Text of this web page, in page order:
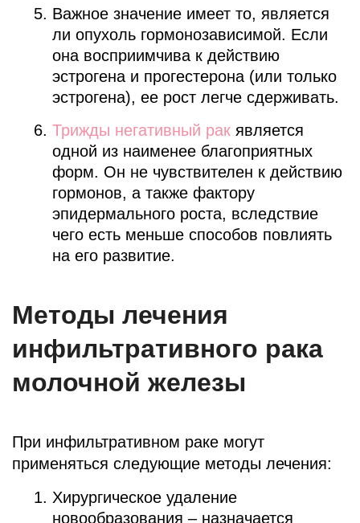
Важное значение имеет то, является
ли опухоль гормонозависимой. Если
она восприимчива к действию
эстрогена и прогестерона (или только
эстрогена), ее рост легче сдерживать.
Трижды негативный рак является
одной из наименее благоприятных
форм. Он не чувствителен к действию
гормонов, а также фактору
эпидермального роста, вследствие
чего есть меньше способов повлиять
на его развитие.
Методы лечения
инфильтративного рака
молочной железы
При инфильтративном раке могут
применяться следующие методы лечения:
Хирургическое удаление
новообразования – назначается